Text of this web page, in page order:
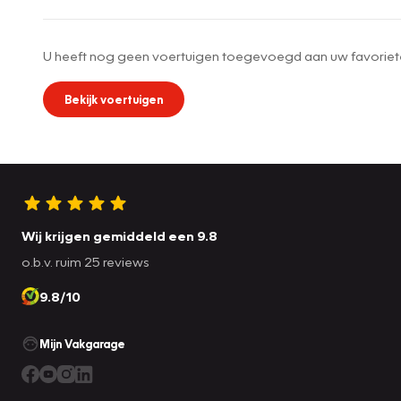
U heeft nog geen voertuigen toegevoegd aan uw
Bekijk voertuigen
Wij krijgen gemiddeld een 9.8
o.b.v. ruim 25 reviews
9.8/10
Mijn Vakgarage